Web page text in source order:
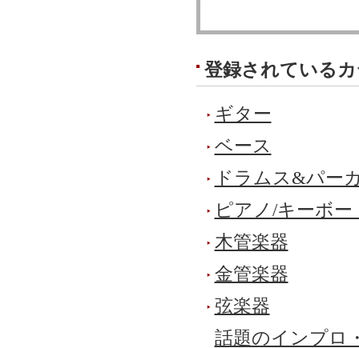
登録されている
ギター
ベース
ドラムス&パー
ピアノ/キーボ
木管楽器
金管楽器
弦楽器
話題のインプロ